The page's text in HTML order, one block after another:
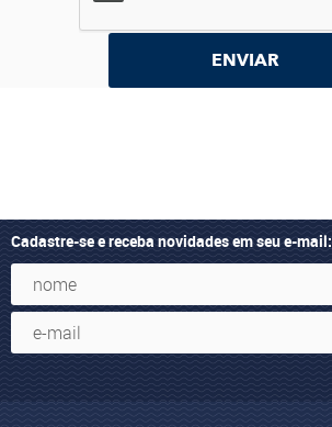
ENVIAR
Cadastre-se e receba novidades em seu e-mail: